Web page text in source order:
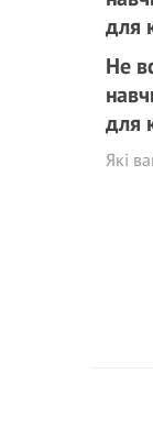
Не
для
Які